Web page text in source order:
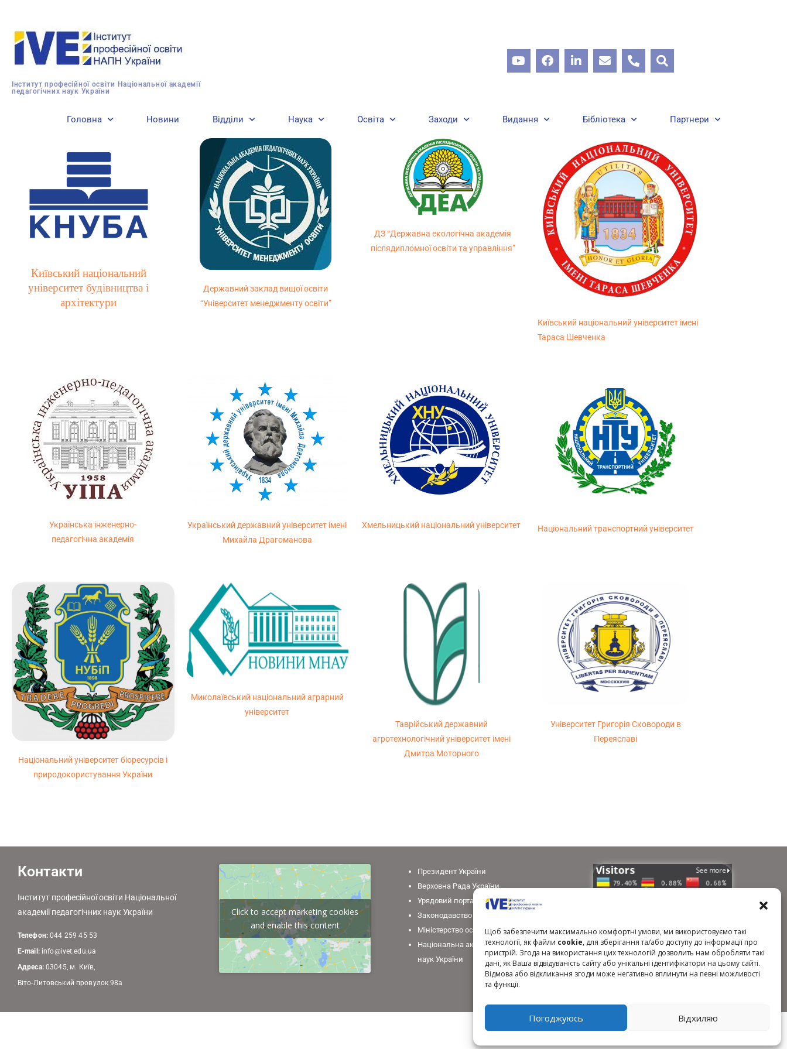
Щоб забезпечити максимально комфортні умови, ми використовуємо такі
технології, як файли cookie, для зберігання та/або доступу до інформації про
пристрій. Згода на використання цих технологій дозволить нам обробляти такі
дані, як Ваша відвідуваність сайту або унікальні ідентифікатори на цьому сайті.
Відмова або відкликання згоди може негативно вплинути на певні можливості
та функції.
Погоджуюсь Відхиляю
Інститут професійної освіти Національної академії
педагогічних наук України
Головна Новини Відділи Наука Освіта Заходи Видання Бібліотека Партнери
Київський національний
університет будівництва і
архітектури
Державний заклад вищої освіти
“Університет менеджменту освіти”
ДЗ “Державна екологічна академія
післядипломної освіти та управління”
Київський національний університет імені
Тараса Шевченка
Українська інженерно-
педагогічна академія
Український державний університет імені
Михайла Драгоманова
Хмельницький національний університет Національний транспортний університет
Національний університет біоресурсів і
природокористування України
Миколаївський національний аграрний
університет
Таврійський державний
агротехнологічний університет імені
Дмитра Моторного
Університет Григорія Сковороди в
Переяславі
Контакти
Інститут професійної освіти Національної
академії педагогічних наук України
Телефон:044 259 45 53
E-mail: info@ivet.edu.ua
Адреса:03045, м. Київ,
Віто-Литовський провулок 98а
Click to accept marketing cookies
and enable this content
Президент України
Верховна Рада України
Урядовий портал
Законодавство України
Міністерство освіти і науки України
Національна академія педагогічних
наук України